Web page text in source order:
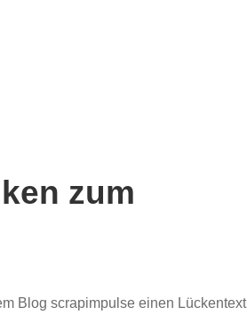
zum
Blog scrapimpulse einen Lückentext